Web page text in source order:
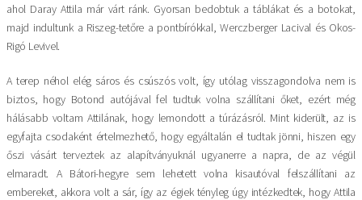
ahol Daray Attila már várt ránk. Gyorsan bedobtuk a táblákat és a botokat,
majd indultunk a Riszeg-tetőre a pontbírókkal, Werczberger Lacival és Okos-
Rigó Levivel.
A terep néhol elég sáros és csúszós volt, így utólag visszagondolva nem is
biztos, hogy Botond autójával fel tudtuk volna szállítani őket, ezért még
hálásabb voltam Attilának, hogy lemondott a túrázásról. Mint kiderült, az is
egyfajta csodaként értelmezhető, hogy egyáltalán el tudtak jönni, hiszen egy
őszi vásárt terveztek az alapítványuknál ugyanerre a napra, de az végül
elmaradt. A Bátori-hegyre sem lehetett volna kisautóval felszállítani az
embereket, akkora volt a sár, így az égiek tényleg úgy intézkedtek, hogy Attila